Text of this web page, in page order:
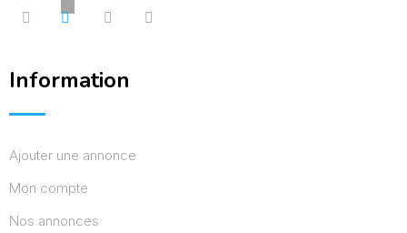
Information
Ajouter une annonce
Mon compte
Nos annonces